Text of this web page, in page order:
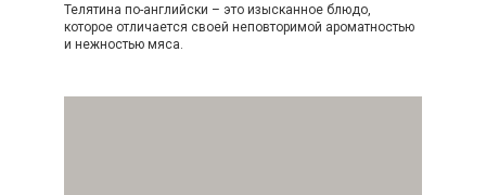
Телятина по-английски – это изысканное блюдо,
которое отличается своей неповторимой ароматностью
и нежностью мяса.